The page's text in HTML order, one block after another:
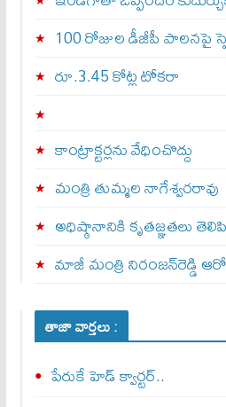
100 రోజుల డీజీపీ పాలనపై
రూ.3.45 కోట్ల టోకరా
కాంట్రాక్టర్లను వేధించొద్దు
మంత్రి తుమ్మల నాగేశ్వరరావు
అధిష్ఠానానికి కృతజ్ఞతలు
మాజీ మంత్రి నిరంజన్‌రెడ్డి
తాజా వార్తలు :
పేరుకే హెడ్ క్వార్టర్..